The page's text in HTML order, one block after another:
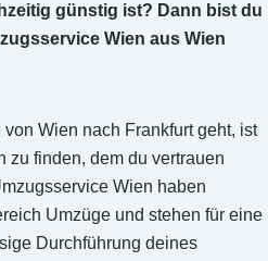
günstig ist? Dann bist du
Wien aus Wien
Wien nach Frankfurt geht, ist
zu finden, dem du vertrauen
Wien haben
Umzüge und stehen für eine
Durchführung deines